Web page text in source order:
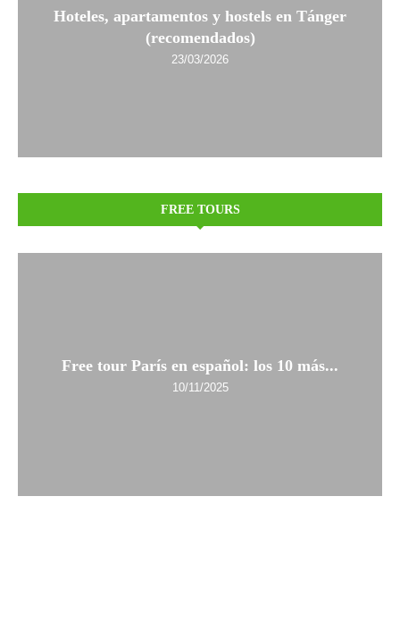
Hoteles, apartamentos y hostels en Tánger
(recomendados)
23/03/2026
FREE TOURS
Free tour París en español: los 10 más...
10/11/2025